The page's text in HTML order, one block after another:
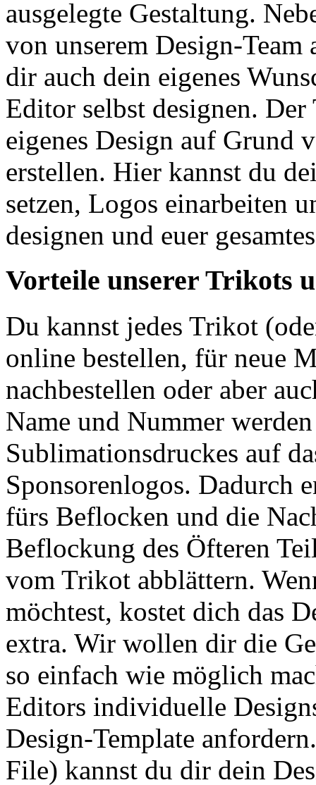
ausgelegte Gestaltung.
von unserem Design-Team
dir auch dein eigenes
Editor selbst designen.
eigenes Design auf Grund
erstellen. Hier kannst du
setzen, Logos einarbeiten
designen und euer
Vorteile unserer Trikots
Du kannst jedes Trikot
online bestellen, für neue
nachbestellen oder aber
Name und Nummer
Sublimationsdruckes auf
Sponsorenlogos. Dadurch
fürs Beflocken und die
Beflockung des Öfteren
vom Trikot abblättern.
möchtest, kostet dich das
extra. Wir wollen dir die
so einfach wie möglich
Editors individuelle
Design-Template
File) kannst du dir dein